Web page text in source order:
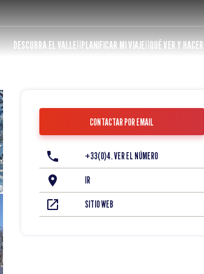
DESCUBRA EL VALLE PLANIFICAR MI VIAJE QUÉ VER Y HACER
CONTACTAR POR EMAIL
+33(0)4. VER EL NÚMERO
IR
SITIO WEB